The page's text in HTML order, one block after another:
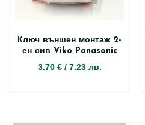
Ключ външен монтаж 2-
ен сив Viko Panasonic
3.70 €/ 7.23 лв.